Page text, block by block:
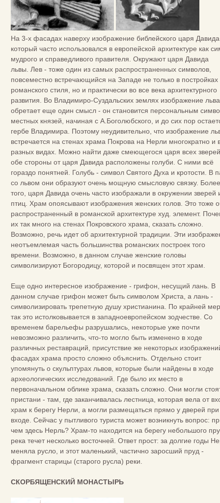
На 3-х фасадах наверху изображение библейского царя
который часто использовался в европейской архитектуре как
мудрого и справедливого правителя. Окружают царя Давида
львы. Лев - тоже один из самых распространенных символов,
повсеместно встречающийся на Западе не только в постройках
романского стиля, но и практически во все века архитектурного
развития. Во Владимиро-Суздальских землях изображение льва
обретает еще один смысл - он становится персональным
местных князей, начиная с А.Боголюбского, и до сих пор
гербе Владимира. Поэтому неудивительно, что изображение
встречается на стенах храма Покрова на Нерли многократно и
разных видах. Можно найти даже смеющегося царя всех
обе стороны от царя Давида расположены голуби. С ними всё
гораздо понятней. Голубь - символ Святого Духа и кротости. В
со львом они образуют очень мощную смысловую связку. Более
того, царя Давида очень часто изображали в окружении зверей
птиц. Храм опоясывают изображения женских голов. Это тоже
распространенный в романской архитектуре худ. элемент.
их так много на стенах Покровского храма, сказать сложно.
Возможно, речь идет об архитектурной традиции. Эти
неотъемлемая часть большинства романских построек того
времени. Возможно, в данном случае женские головы
символизируют Богородицу, которой и посвящен этот храм.
Еще одно интересное изображение - грифон, несущий лань. В
данном случае грифон может быть символом Христа, а лань -
символизировать трепетную душу христианина. По крайней
так это истолковывается в западноевропейском зодчестве. Со
временем барельефы разрушались, некоторые уже почти
невозможно различить, что-то могло быть изменено в ходе
различных реставраций, присутствие же некоторых
фасадах храма просто сложно объяснить. Отдельно стоит
упомянуть о скульптурах львов, которые были найдены в ходе
археологических исследований. Где было их место в
первоначальном облике храма, сказать сложно. Они могли
пристани - там, где заканчивалась лестница, которая вела от
храм к берегу Нерли, а могли размещаться прямо у дверей при
входе. Сейчас у пытливого туриста может возникнуть вопрос:
чем здесь Нерль? Храм-то находится на берегу небольшого
река течет несколько восточней. Ответ прост: за долгие годы
меняла русло, и этот маленький, частично заросший пруд -
фрагмент старицы (старого русла) реки.
СКОРБЯЩЕНСКИЙ МОНАСТЫРЬ